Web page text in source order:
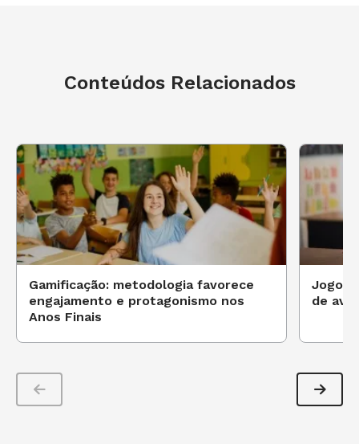
Conteúdos Relacionados
Gamificação: metodologia favorece
engajamento e protagonismo nos
Anos Finais
Jogos
de